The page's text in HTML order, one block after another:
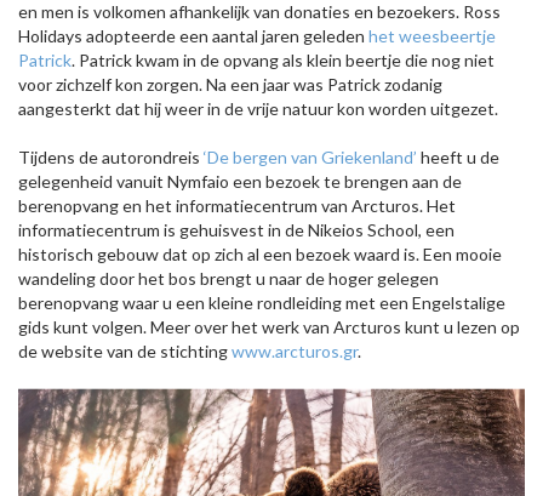
en men is volkomen afhankelijk van donaties en bezoekers. Ross
Holidays adopteerde een aantal jaren geleden het weesbeertje
Patrick. Patrick kwam in de opvang als klein beertje die nog niet
voor zichzelf kon zorgen. Na een jaar was Patrick zodanig
aangesterkt dat hij weer in de vrije natuur kon worden uitgezet.
Tijdens de autorondreis ‘De bergen van Griekenland’ heeft u de
gelegenheid vanuit Nymfaio een bezoek te brengen aan de
berenopvang en het informatiecentrum van Arcturos. Het
informatiecentrum is gehuisvest in de Nikeios School, een
historisch gebouw dat op zich al een bezoek waard is. Een mooie
wandeling door het bos brengt u naar de hoger gelegen
berenopvang waar u een kleine rondleiding met een Engelstalige
gids kunt volgen. Meer over het werk van Arcturos kunt u lezen op
de website van de stichtingwww.arcturos.gr.